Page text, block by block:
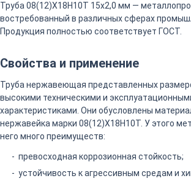
Труба 08(12)Х18Н10Т 15х2,0 мм —
востребованный в различных сферах
Продукция полностью соответствует ГОСТ.
Свойства и применение
Труба нержавеющая представленных
высокими техническими и
характеристиками. Они обусловлены
нержавейка марки 08(12)Х18Н10Т. У этого
него много преимуществ:
превосходная коррозионная стойкость;
устойчивость к агрессивным средам и